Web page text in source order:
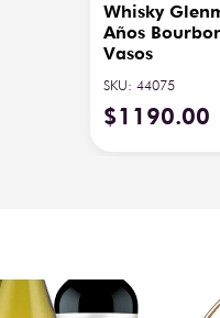
Whisky
Años
Vasos
SKU: 44075
$1190.00